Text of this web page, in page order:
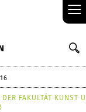
≡
FAKULTÄT KUNST